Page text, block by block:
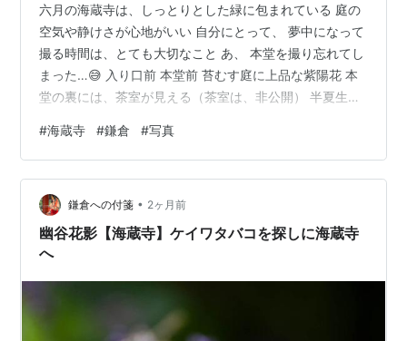
六月の海蔵寺は、しっとりとした緑に包まれている 庭の
空気や静けさが心地がいい 自分にとって、 夢中になって
撮る時間は、とても大切なこと あ、 本堂を撮り忘れてし
まった…😅 入り口前 本堂前 苔むす庭に上品な紫陽花 本
堂の裏には、茶室が見える（茶室は、非公開） 半夏生の
がとても美しい場所 「やぐら」に仏像 長い時間を静かに
見守ってきたような優しい表情だね （ちょっと露出がギ
リか…😅） 本堂の奥の方には、岩を削って大きな穴があ
る 鎌倉は、「やぐら」と言う この説明をすると長くなる
ので、次の機会にでも… 帰り道の石畳は、緑に包まれた
静かな小径 鎌倉…
#海蔵寺 #鎌倉 #写真
鎌倉への付箋 • 2ヶ月前
幽谷花影【海蔵寺】ケイワタバコを探しに海蔵寺
へ